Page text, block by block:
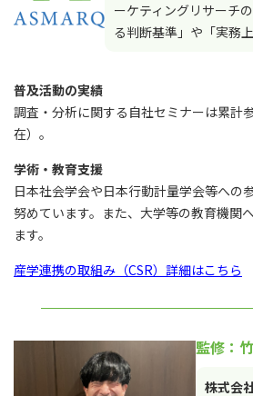
ーケティングリサーチ
る判断基準」や「実務
普及活動の実績
調査・分析に関する自社セミナーは累
在）。
学術・教育支援
日本社会学会や日本行動計量学会等への
努めています。また、大学等の教育機関
ます。
産学連携の取組み（CSR）詳細はこちら
監修：
株式会